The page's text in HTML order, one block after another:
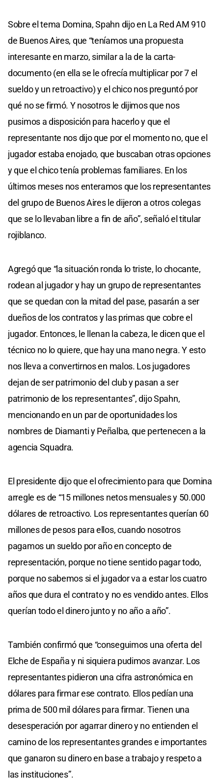
Sobre el tema Domina, Spahn dijo en La Red AM 910
de Buenos Aires, que “teníamos una propuesta
interesante en marzo, similar a la de la carta-
documento (en ella se le ofrecía multiplicar por 7 el
sueldo y un retroactivo) y el chico nos preguntó por
qué no se firmó. Y nosotros le dijimos que nos
pusimos a disposición para hacerlo y que el
representante nos dijo que por el momento no, que el
jugador estaba enojado, que buscaban otras opciones
y que el chico tenía problemas familiares. En los
últimos meses nos enteramos que los representantes
del grupo de Buenos Aires le dijeron a otros colegas
que se lo llevaban libre a fin de año”, señaló el titular
rojiblanco.
Agregó que “la situación ronda lo triste, lo chocante,
rodean al jugador y hay un grupo de representantes
que se quedan con la mitad del pase, pasarán a ser
dueños de los contratos y las primas que cobre el
jugador. Entonces, le llenan la cabeza, le dicen que el
técnico no lo quiere, que hay una mano negra. Y esto
nos lleva a convertirnos en malos. Los jugadores
dejan de ser patrimonio del club y pasan a ser
patrimonio de los representantes”, dijo Spahn,
mencionando en un par de oportunidades los
nombres de Diamanti y Peñalba, que pertenecen a la
agencia Squadra.
El presidente dijo que el ofrecimiento para que Domina
arregle es de “15 millones netos mensuales y 50.000
dólares de retroactivo. Los representantes querían 60
millones de pesos para ellos, cuando nosotros
pagamos un sueldo por año en concepto de
representación, porque no tiene sentido pagar todo,
porque no sabemos si el jugador va a estar los cuatro
años que dura el contrato y no es vendido antes. Ellos
querían todo el dinero junto y no año a año”.
También confirmó que “conseguimos una oferta del
Elche de España y ni siquiera pudimos avanzar. Los
representantes pidieron una cifra astronómica en
dólares para firmar ese contrato. Ellos pedían una
prima de 500 mil dólares para firmar. Tienen una
desesperación por agarrar dinero y no entienden el
camino de los representantes grandes e importantes
que ganaron su dinero en base a trabajo y respeto a
las instituciones”.